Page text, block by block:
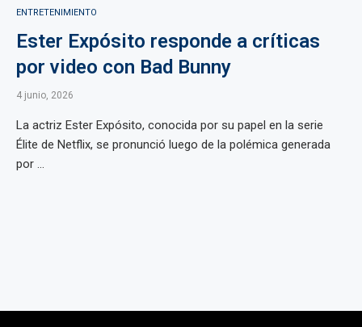
ENTRETENIMIENTO
Ester Expósito responde a críticas
por video con Bad Bunny
4 junio, 2026
La actriz Ester Expósito, conocida por su papel en la serie
Élite de Netflix, se pronunció luego de la polémica generada
por ...